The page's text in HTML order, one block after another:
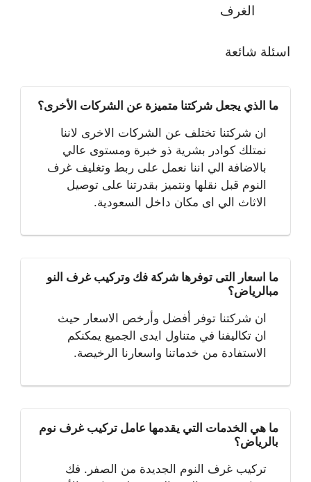
الغرف
اسئلة شائعة
ما الذي يجعل شركتنا متميزة عن الشركات الأخرى؟
ان شركتنا تختلف عن الشركات الاخرى لاننا
نمتلك كوادر بشرية ذو خبرة ومستوى عالي
بالاضافة الي اننا نعمل على ربط وتغليف غرف
النوم قبل نقلها ونتميز بقدرتنا على توصيل
الاثاث الي اى مكان داخل السعودية.
ما اسعار التى توفرها شركة فك وتركيب غرف النو
مبالرياض؟
ان شركتنا توفر أفضل وأرخص الاسعار حيث
ان تكاليفنا في متناول ايدى الجميع يمكنكم
الاستفادة من خدماتنا واسعارنا الرخيصة.
ما هي الخدمات التي يقدمها عامل تركيب غرف نوم
بالرياض؟
تركيب غرف النوم الجديدة من الصفر. فك